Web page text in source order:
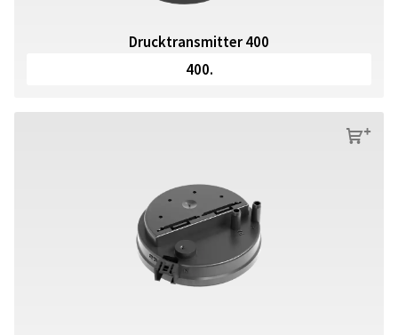
Drucktransmitter 400
400.
s